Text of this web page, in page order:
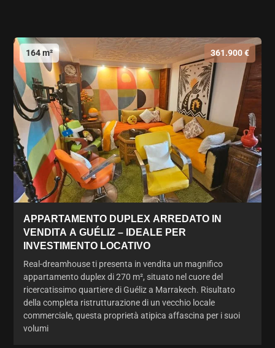
164 m² 361.900 €
APPARTAMENTO DUPLEX ARREDATO IN
VENDITA A GUÉLIZ – IDEALE PER
INVESTIMENTO LOCATIVO
Real-dreamhouse ti presenta in vendita un magnifico
appartamento duplex di 270 m², situato nel cuore del
ricercatissimo quartiere di Guéliz a Marrakech. Risultato
della completa ristrutturazione di un vecchio locale
commerciale, questa proprietà atipica affascina per i suoi
volumi